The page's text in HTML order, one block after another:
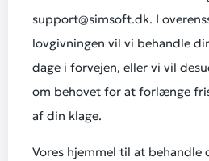
support@simsoft.dk. I
lovgivningen vil vi behandle
dage i forvejen, eller vi vil
om behovet for at forlænge
af din klage.
Vores hjemmel til at behandle